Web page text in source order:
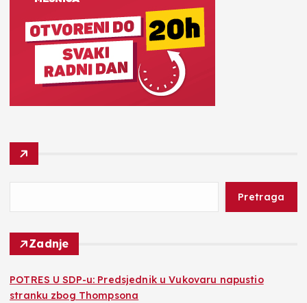
Pretraga
Zadnje
POTRES U SDP-u: Predsjednik u Vukovaru napustio
stranku zbog Thompsona